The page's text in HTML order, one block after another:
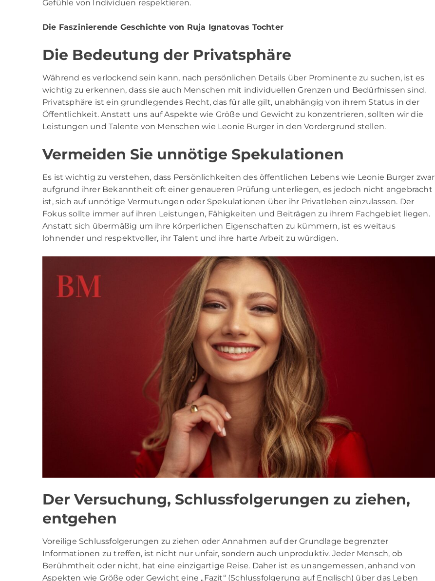
Gefühle von Individuen respektieren.
Die Faszinierende Geschichte von Ruja Ignatovas Tochter
Die Bedeutung der Privatsphäre
Während es verlockend sein kann, nach persönlichen Details über Prominente zu suchen, ist es
wichtig zu erkennen, dass sie auch Menschen mit individuellen Grenzen und Bedürfnissen sind.
Privatsphäre ist ein grundlegendes Recht, das für alle gilt, unabhängig von ihrem Status in der
Öffentlichkeit. Anstatt uns auf Aspekte wie Größe und Gewicht zu konzentrieren, sollten wir die
Leistungen und Talente von Menschen wie Leonie Burger in den Vordergrund stellen.
Vermeiden Sie unnötige Spekulationen
Es ist wichtig zu verstehen, dass Persönlichkeiten des öffentlichen Lebens wie Leonie Burger zwar
aufgrund ihrer Bekanntheit oft einer genaueren Prüfung unterliegen, es jedoch nicht angebracht
ist, sich auf unnötige Vermutungen oder Spekulationen über ihr Privatleben einzulassen. Der
Fokus sollte immer auf ihren Leistungen, Fähigkeiten und Beiträgen zu ihrem Fachgebiet liegen.
Anstatt sich übermäßig um ihre körperlichen Eigenschaften zu kümmern, ist es weitaus
lohnender und respektvoller, ihr Talent und ihre harte Arbeit zu würdigen.
Der Versuchung, Schlussfolgerungen zu ziehen,
entgehen
Voreilige Schlussfolgerungen zu ziehen oder Annahmen auf der Grundlage begrenzter
Informationen zu treffen, ist nicht nur unfair, sondern auch unproduktiv. Jeder Mensch, ob
Berühmtheit oder nicht, hat eine einzigartige Reise. Daher ist es unangemessen, anhand von
Aspekten wie Größe oder Gewicht eine „Fazit“ (Schlussfolgerung auf Englisch) über das Leben